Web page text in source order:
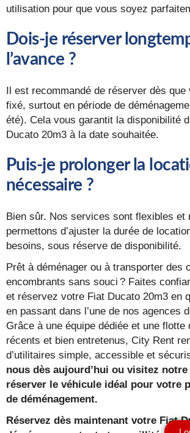
utilisation pour que vous soyez
Dois-je réserver
l’avance ?
Il est recommandé de réserver dès que
fixé, surtout en période de
été). Cela vous garantit la disponibilité
Ducato 20m3 à la date souhaitée.
Puis-je prolonger la
nécessaire ?
Bien sûr. Nos services sont flexibles et
permettons d’ajuster la durée de
besoins, sous réserve de disponibilité.
Prêt à déménager ou à transporter des
encombrants sans souci ? Faites
et réservez votre Fiat Ducato 20m3 en
en passant dans l’une de nos agences
Grâce à une équipe dédiée et une flotte
récents et bien entretenus, City Rent
d’utilitaires simple, accessible et
nous dès aujourd’hui ou visitez
réserver le véhicule idéal pour votre
de déménagement.
Réservez dès maintenant votre Fiat